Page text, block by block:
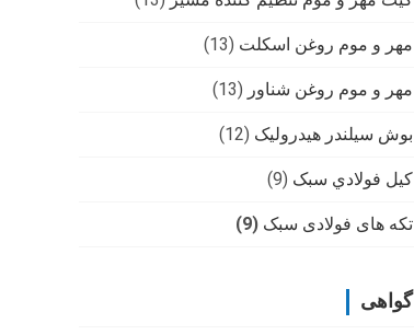
مهر و موم روغن اسکلت (13)
مهر و موم روغن شناور (13)
بوش سیلندر هیدرولیک (12)
کيل فولادي سبک (9)
تکه های فولادی سبک (9)
گواهی